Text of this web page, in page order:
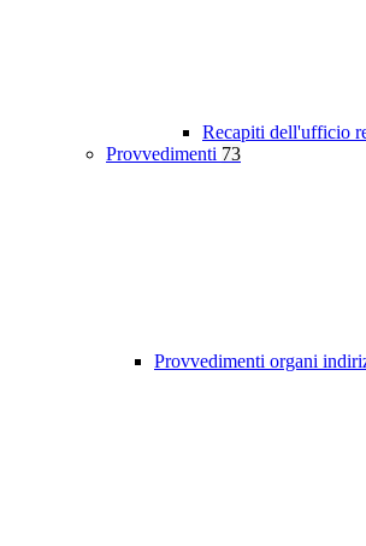
Recapiti dell'ufficio
Provvedimenti 73
Provvedimenti organi